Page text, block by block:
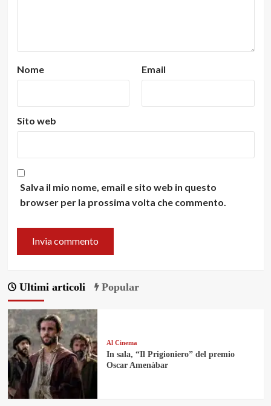
Nome Email
Sito web
Salva il mio nome, email e sito web in questo
browser per la prossima volta che commento.
Ultimi articoli Popular
Al Cinema
In sala, “Il Prigioniero” del premio
Oscar Amenàbar